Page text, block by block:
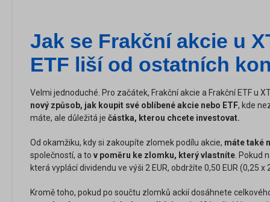
Jak se Frakční akcie u
ETF liší od ostatních
Velmi jednoduché. Pro začátek, Frakční akcie a Frakční ETF u
nový způsob, jak koupit své oblíbené akcie nebo ETF, kde
máte, ale důležitá je částka, kterou chcete investovat.
Od okamžiku, kdy si zakoupíte zlomek podílu akcie, máte také
společností, a to v poměru ke zlomku, který vlastníte. Pokud
která vyplácí dividendu ve výši 2 EUR, obdržíte 0,50 EUR (0,25 x
Kromě toho, pokud po součtu zlomků ackií dosáhnete